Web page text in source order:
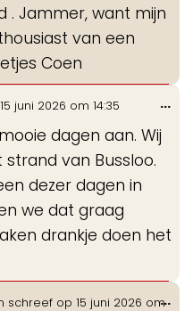
. Jammer, want mijn
van een
Coen
15 juni 2026 om 14:35
dagen aan. Wij
van Bussloo.
dezer dagen in
we dat graag
drankje doen het
...
schreef op 15 juni 2026 om...